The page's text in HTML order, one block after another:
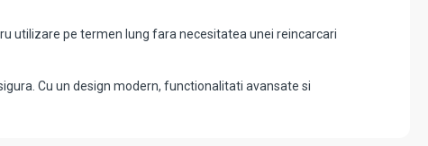
utilizare pe termen lung fara necesitatea unei reincarcari
Cu un design modern, functionalitati avansate si